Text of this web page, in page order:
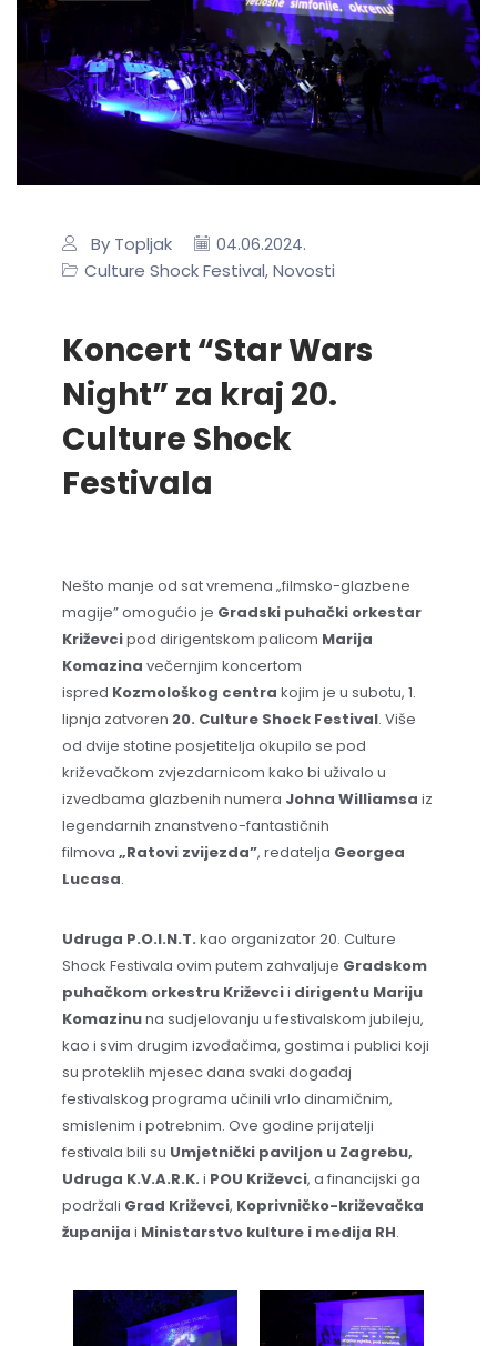
By Topljak 04.06.2024.
Culture Shock Festival, Novosti
Koncert “Star Wars
Night” za kraj 20.
Culture Shock
Festivala
Nešto manje od sat vremena „filmsko-glazbene
magije” omogućio je Gradski puhački orkestar
Križevcipod dirigentskom palicom Marija
Komazina večernjim koncertom
ispred Kozmološkog centra kojim je u subotu, 1.
lipnja zatvoren 20. Culture Shock Festival. Više
od dvije stotine posjetitelja okupilo se pod
križevačkom zvjezdarnicom kako bi uživalo u
izvedbama glazbenih numera Johna Williamsa iz
legendarnih znanstveno-fantastičnih
filmova „Ratovi zvijezda”, redatelja Georgea
Lucasa.
Udruga P.O.I.N.T. kao organizator 20. Culture
Shock Festivala ovim putem zahvaljuje Gradskom
puhačkom orkestru Križevcii dirigentu Mariju
Komazinuna sudjelovanju u festivalskom jubileju,
kao i svim drugim izvođačima, gostima i publici koji
su proteklih mjesec dana svaki događaj
festivalskog programa učinili vrlo dinamičnim,
smislenim i potrebnim. Ove godine prijatelji
festivala bili su Umjetnički paviljon u Zagrebu,
Udruga K.V.A.R.K. i POU Križevci, a financijski ga
podržali Grad Križevci, Koprivničko-križevačka
županija i Ministarstvo kulture i medija RH.